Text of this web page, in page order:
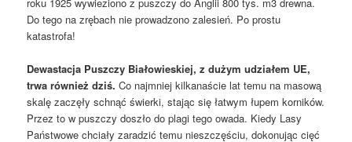
Do tego na zrębach nie prowadzono zalesień. Po prostu
katastrofa!
Dewastacja Puszczy Białowieskiej, z dużym udziałem UE,
trwa również dziś.Co najmniej kilkanaście lat temu na masową
skalę zaczęły schnąć świerki, stając się łatwym łupem korników.
Przez to w puszczy doszło do plagi tego owada. Kiedy Lasy
Państwowe chciały zaradzić temu nieszczęściu, dokonując cięć